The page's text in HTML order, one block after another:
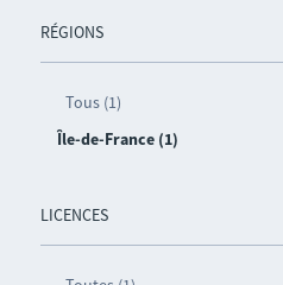
RÉGIONS
Tous (1)
Île-de-France (1)
LICENCES